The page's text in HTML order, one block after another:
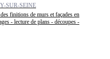
SUR-SEINE
finitions de murs et façades en
- lecture de plans - découpes -